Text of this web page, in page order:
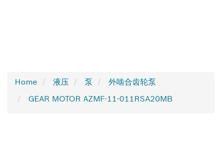
Home 液压 泵
外啮合齿轮泵
GEAR MOTOR AZMF-11-011RSA20MB